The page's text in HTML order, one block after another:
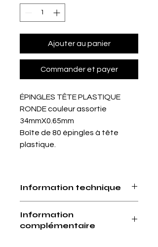
Ajouter au panier
Commander et payer
ÉPINGLES TÊTE PLASTIQUE
RONDE couleur assortie
34mmX0.65mm
Boîte de 80 épingles à tête
plastique.
Information technique
et ne passe pas sous le fer.
Pointe extrèment piquante, ne pas
Information
complémentaire